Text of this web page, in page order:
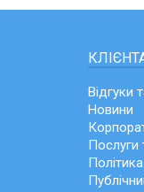
Відгуки
Новини
Послуги